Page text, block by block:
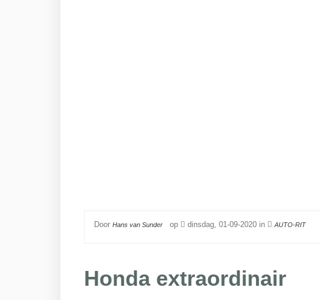
Door Hans van Sunder op dinsdag, 01-09-2020 in AUTO-RIT
Honda extraordinair